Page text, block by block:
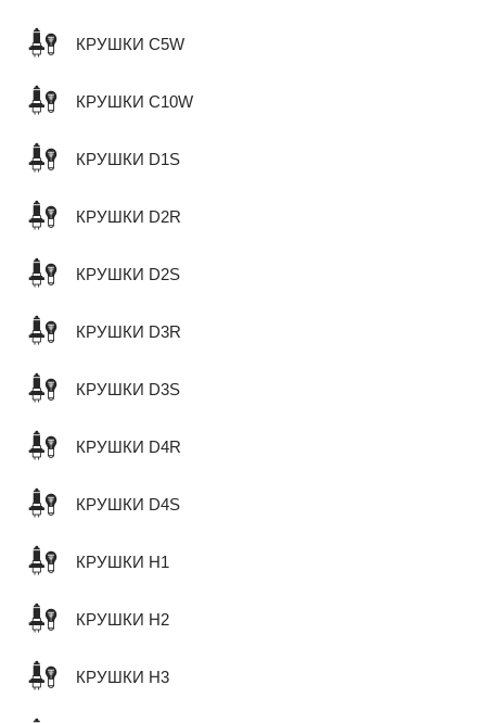
КРУШКИ C5W
КРУШКИ C10W
КРУШКИ D1S
КРУШКИ D2R
КРУШКИ D2S
КРУШКИ D3R
КРУШКИ D3S
КРУШКИ D4R
КРУШКИ D4S
КРУШКИ H1
КРУШКИ H2
КРУШКИ H3